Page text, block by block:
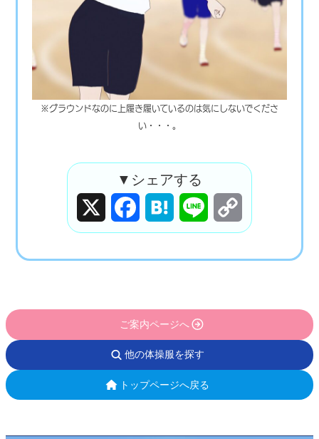
※グラウンドなのに上履き履いているのは気にしないでくださ
い・・・。
▼シェアする
FacebookHatena Line
Link
ご案内ページへ
他の体操服を探す
トップページへ戻る